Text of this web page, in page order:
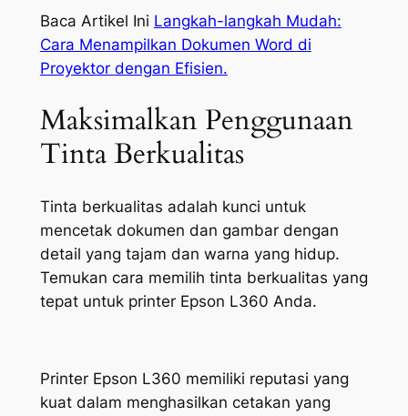
Baca Artikel Ini Langkah-langkah Mudah:
Cara Menampilkan Dokumen Word di
Proyektor dengan Efisien.
Maksimalkan Penggunaan
Tinta Berkualitas
Tinta berkualitas adalah kunci untuk
mencetak dokumen dan gambar dengan
detail yang tajam dan warna yang hidup.
Temukan cara memilih tinta berkualitas yang
tepat untuk printer Epson L360 Anda.
Printer Epson L360 memiliki reputasi yang
kuat dalam menghasilkan cetakan yang